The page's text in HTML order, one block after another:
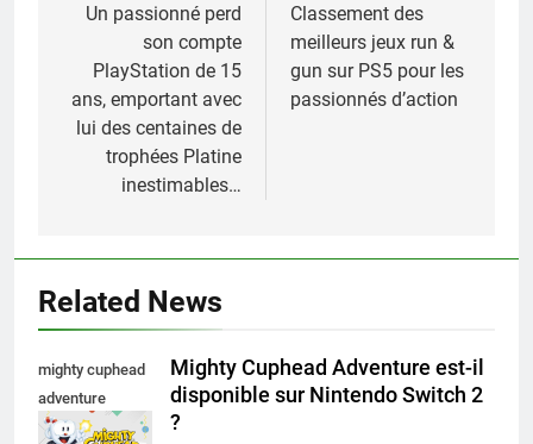
de
l’article
Un passionné perd
son compte
PlayStation de 15
ans, emportant avec
lui des centaines de
trophées Platine
inestimables…
Classement des
meilleurs jeux run &
gun sur PS5 pour les
passionnés d’action
Related News
mighty cuphead
adventure
nintendo switch
Mighty Cuphead Adventure est-il
disponible sur Nintendo Switch 2
?